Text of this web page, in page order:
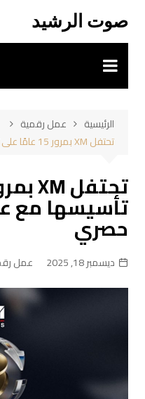
المحتوى
صوت الرشيد
الرئيسية
عمل رقمية
تحتفل XM بمرور 15 عامًا على تأسيسها مع عرض كاش باك حصري
تأسيسها مع
حصري
ديسمبر 18, 2025 عمل